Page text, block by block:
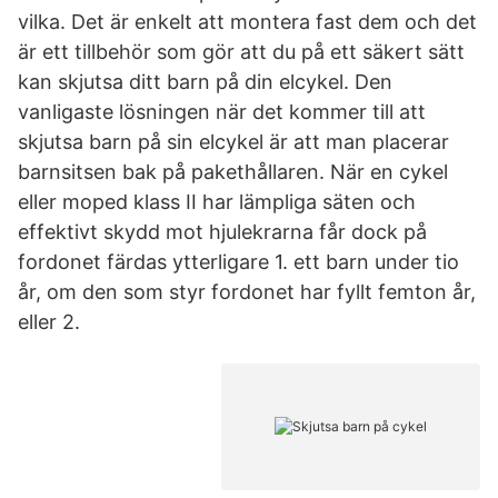
vilka. Det är enkelt att montera fast dem och det
är ett tillbehör som gör att du på ett säkert sätt
kan skjutsa ditt barn på din elcykel. Den
vanligaste lösningen när det kommer till att
skjutsa barn på sin elcykel är att man placerar
barnsitsen bak på pakethållaren. När en cykel
eller moped klass II har lämpliga säten och
effektivt skydd mot hjulekrarna får dock på
fordonet färdas ytterligare 1. ett barn under tio
år, om den som styr fordonet har fyllt femton år,
eller 2.